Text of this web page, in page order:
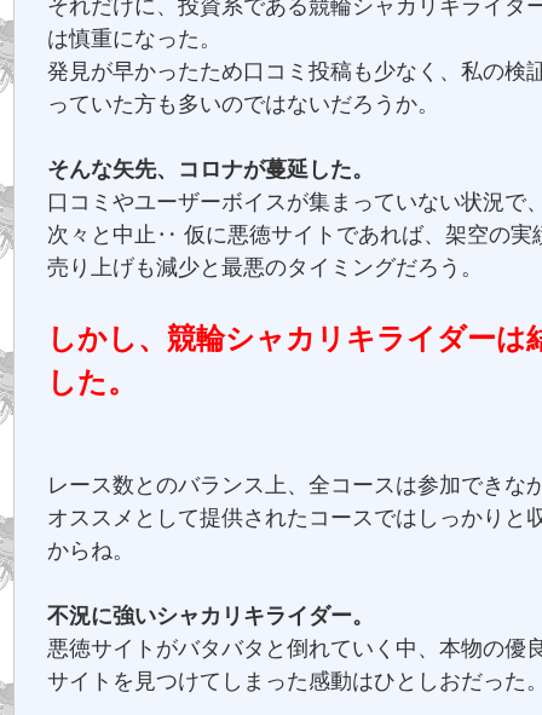
それだけに、投資系である競輪シャカリキライダ
は慎重になった。
発見が早かったため口コミ投稿も少なく、私の検
っていた方も多いのではないだろうか。
そんな矢先、コロナが蔓延した。
口コミやユーザーボイスが集まっていない状況で
次々と中止‥ 仮に悪徳サイトであれば、架空の実
売り上げも減少と最悪のタイミングだろう。
しかし、競輪シャカリキライダーは
した。
レース数とのバランス上、全コースは参加できな
オススメとして提供されたコースではしっかりと
からね。
不況に強いシャカリキライダー。
悪徳サイトがバタバタと倒れていく中、本物の優
サイトを見つけてしまった感動はひとしおだった